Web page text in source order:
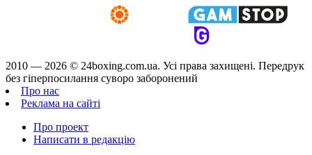
2010 — 2026 © 24boxing.com.ua. Усi права захищенi. Передрук
без гіперпосилання суворо заборонений
Про нас
Реклама на сайті
Про проект
Написати в редакцію